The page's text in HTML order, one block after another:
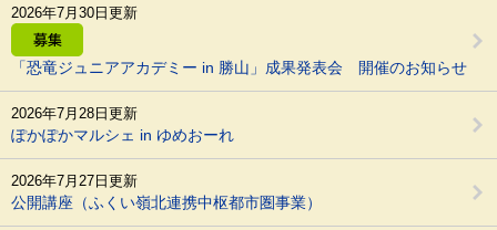
「恐竜ジュニアアカデミー in 勝山」成果発表会 開催のお知らせ
2026年7月30日更新
ぽかぽかマルシェ in ゆめおーれ
2026年7月28日更新
公開講座（ふくい嶺北連携中枢都市圏事業）
2026年7月27日更新